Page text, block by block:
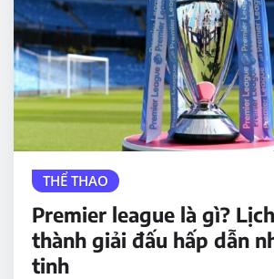
THỂ THAO
Premier league là gì?
thành giải đấu hấp dẫn
tinh